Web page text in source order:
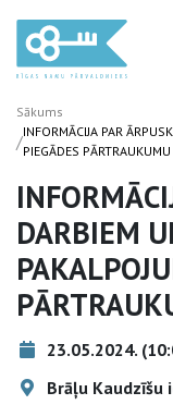
Sākums
/INFORMĀCIJA PAR
PIEGĀDES PĀRTRAUKUMU
DARBIEM
23.05.2024.
Brāļu Kaudzīšu